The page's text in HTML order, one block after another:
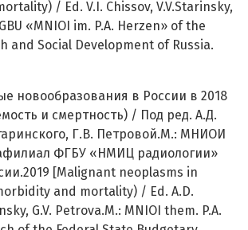
/ Ed. V.I. Chissov, V.V.Starinsky,
«MNIOI im. P.A. Herzen» of the
and Social Development of Russia.
новообразования в России в 2018
и смертность) / Под ред. А.Д.
Г.В. Петровой.М.: МНИОИ
ФГБУ «НМИЦ радиологии»
[Malignant neoplasms in
and mortality) / Ed. A.D.
G.V. Petrova.M.: MNIOI them. P.A.